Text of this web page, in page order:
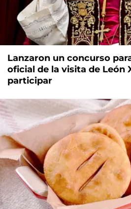
Lanzaron un concurso
oficial de la visita de León
participar